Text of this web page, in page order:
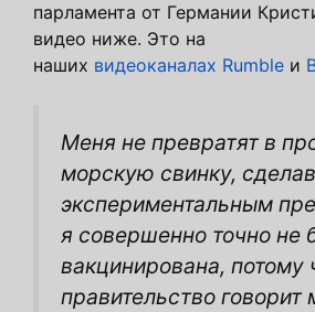
парламента от Германии
видео ниже. Это на
наших видеоканалах Rumble и
Меня не превратят в
морскую свинку,
экспериментальным
я совершенно точно не
вакцинирована, потому
правительство говорит